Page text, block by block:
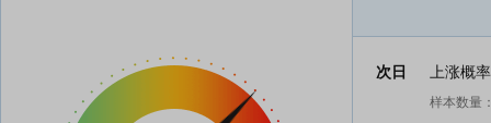
次日 上涨概
样本数量